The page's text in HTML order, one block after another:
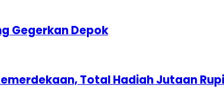
Gegerkan Depok
Total Hadiah Jutaan